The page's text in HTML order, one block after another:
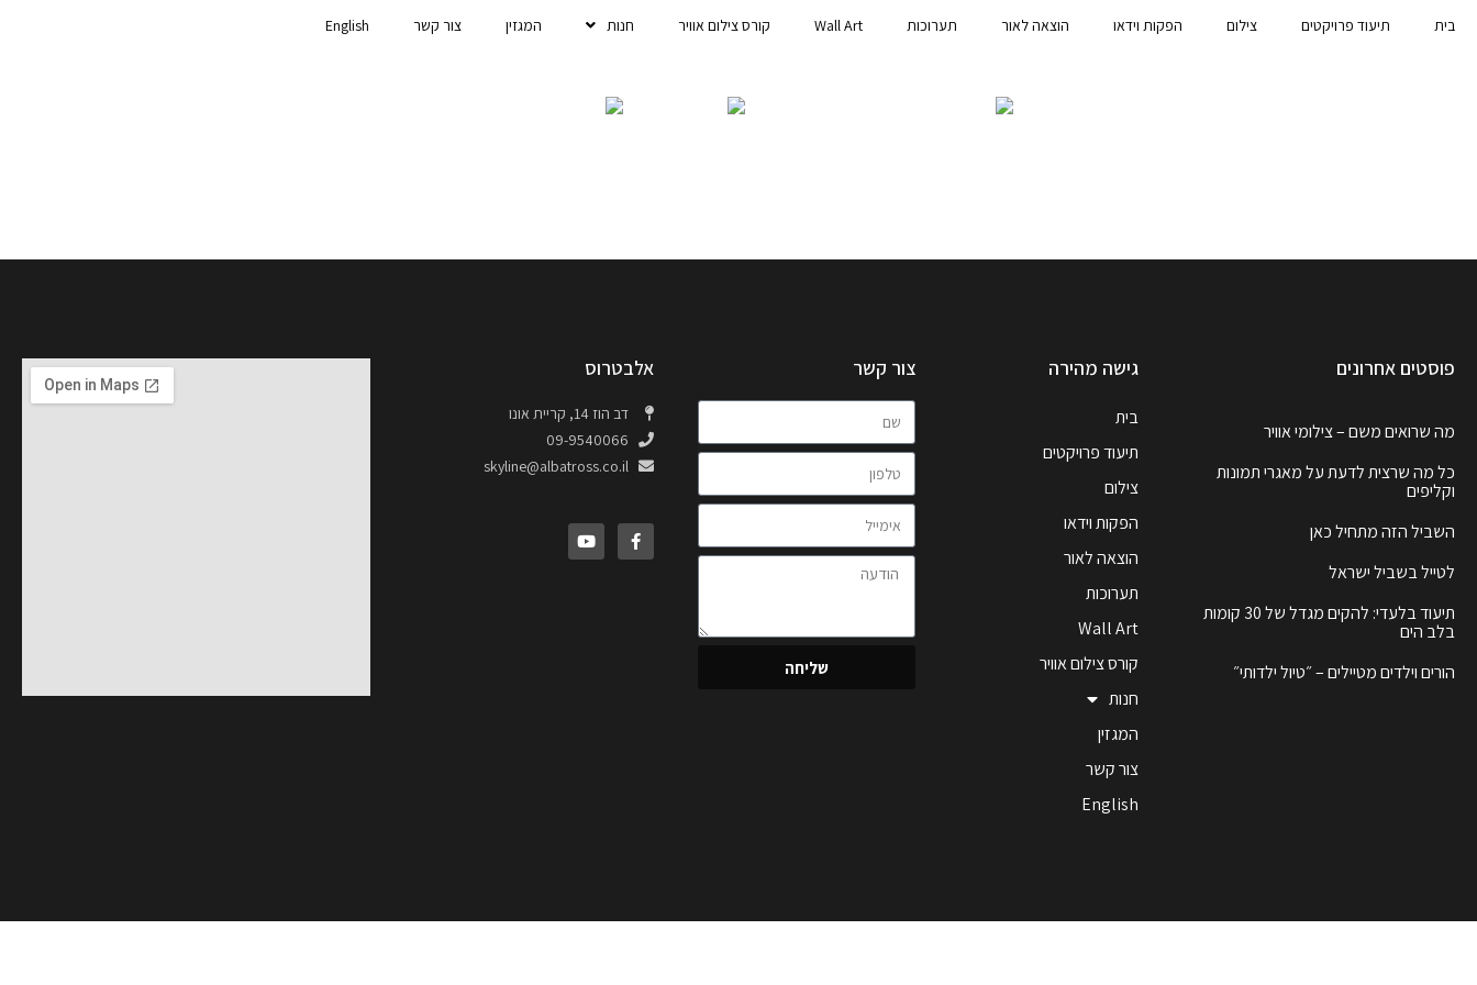
בית תיעוד פרויקטים צילום הפקות וידאו הוצאה לאור תערוכות Wall Art קורס צילום אוויר חנות המגזין צור קשר English
פוסטים אחרונים
מה שרואים משם – צילומי אוויר
כל מה שרצית לדעת על מאגרי תמונות
וקליפים
השביל הזה מתחיל כאן
לטייל בשביל ישראל
תיעוד בלעדי: להקים מגדל של 30 קומות
בלב הים
הורים וילדים מטיילים – ״טיול ילדותי״
גישה מהירה
בית
תיעוד פרויקטים
צילום
הפקות וידאו
הוצאה לאור
תערוכות
Wall Art
קורס צילום אוויר
חנות
המגזין
צור קשר
English
צור קשר
שליחה
אלבטרוס
דב הוז 14, קריית אונו
09-9540066
skyline@albatross.co.il